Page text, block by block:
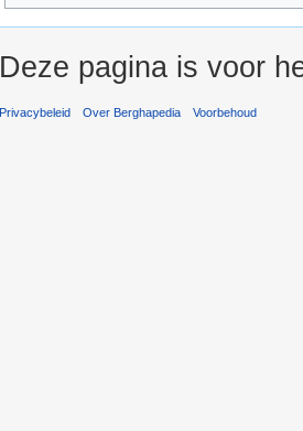
Deze pagina is voor
Privacybeleid Over Berghapedia Voorbehoud